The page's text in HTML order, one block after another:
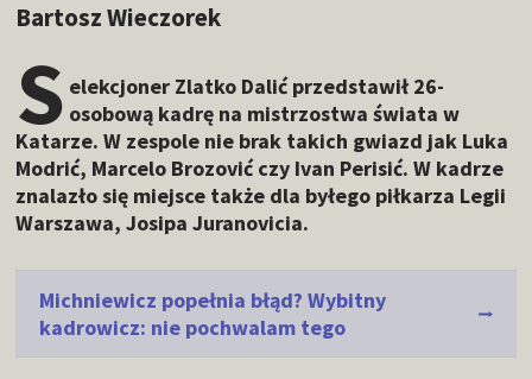
Bartosz Wieczorek
S elekcjoner Zlatko Dalić przedstawił 26-
osobową kadrę na mistrzostwa świata w
Katarze. W zespole nie brak takich gwiazd jak Luka
Modrić, Marcelo Brozović czy Ivan Perisić. W kadrze
znalazło się miejsce także dla byłego piłkarza Legii
Warszawa, Josipa Juranovicia.
Michniewicz popełnia błąd? Wybitny
kadrowicz: nie pochwalam tego